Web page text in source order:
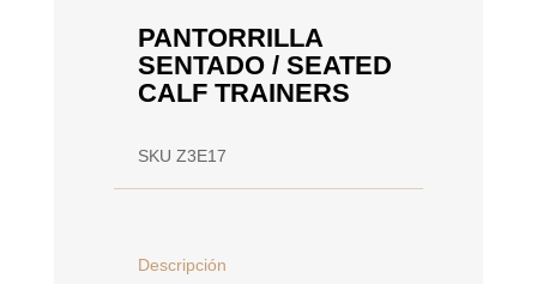
PANTORRILLA
SENTADO / SEATED
CALF TRAINERS
SKU Z3E17
Descripción